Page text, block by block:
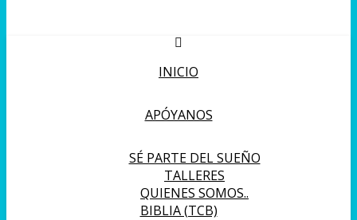
INICIO
APÓYANOS
SÉ PARTE DEL SUEÑO
TALLERES
QUIENES SOMOS..
BIBLIA (TCB)